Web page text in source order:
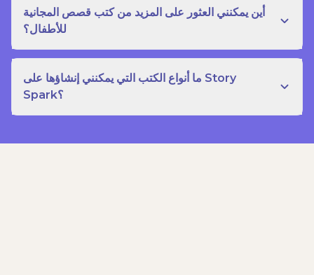
أين يمكنني العثور على المزيد من كتب قصص المجانية
للأطفال؟
ما أنواع الكتب التي يمكنني إنشاؤها على Story
Spark؟